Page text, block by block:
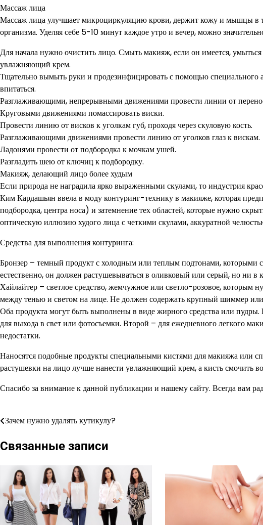
Массаж лица
Массаж лица улучшает микроциркуляцию крови, держит кожу и мышцы в
организма. Уделяя себе 5-10 минут каждое утро и вечер, можно
Для начала нужно очистить лицо. Смыть макияж, если он имеется,
увлажняющий крем.
Тщательно вымыть руки и продезинфицировать с помощью специального
впитаться.
Разглаживающими, непрерывными движениями провести линии от
Круговыми движениями помассировать виски.
Провести линию от висков к уголкам губ, проходя через скуловую кость.
Разглаживающими движениями провести линию от уголков глаз к вискам.
Ладонями провести от подбородка к мочкам ушей.
Разгладить шею от ключиц к подбородку.
Макияж, делающий лицо более худым
Если природа не наградила ярко выраженными скулами, то индустрия
Ким Кардашьян ввела в моду контуринг-технику в макияже, которая
подбородка, центра носа) и затемнение тех областей, которые нужно
оптическую иллюзию худого лица с четкими скулами, аккуратной
Средства для выполнения контуринга:
Бронзер – темный продукт с холодным или теплым подтонами, которыми
естественно, он должен растушевываться в оливковый или серый, но ни
Хайлайтер – светлое средство, жемчужное или светло-розовое, которым
между тенью и светом на лице. Не должен содержать крупный шиммер или
Оба продукта могут быть выполнены в виде жирного средства или
для выхода в свет или фотосъемки. Второй – для ежедневного легкого
недостатки.
Наносятся подобные продукты специальными кистями для макияжа или
растушевки на лицо лучше нанести увлажняющий крем, а кисть смочить
Спасибо за внимание к данной публикации и нашему сайту. Всегда вам
Навигация
по
Зачем нужно удалять кутикулу?
Связанные записи